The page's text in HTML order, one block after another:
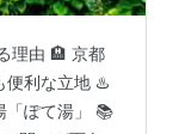
理由 🏨 京都
便利な立地 ♨️
「ぽて湯」 📚